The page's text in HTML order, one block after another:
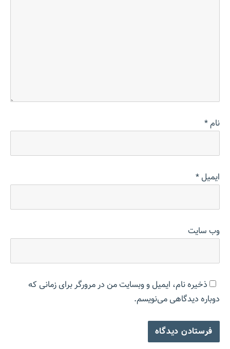
نام*
ایمیل*
وب‌ سایت
ذخیره نام، ایمیل و وبسایت من در مرورگر برای زمانی که
دوباره دیدگاهی می‌نویسم.